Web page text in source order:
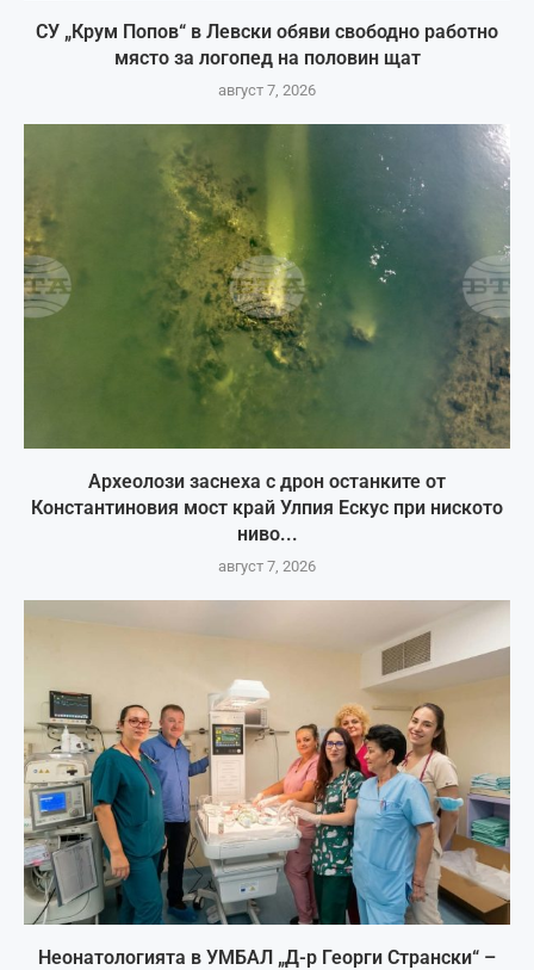
СУ „Крум Попов“ в Левски обяви свободно работно
място за логопед на половин щат
август 7, 2026
Археолози заснеха с дрон останките от
Константиновия мост край Улпия Ескус при ниското
ниво...
август 7, 2026
Неонатологията в УМБАЛ „Д-р Георги Странски“ –